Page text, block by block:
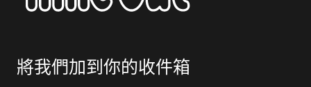
將我們加到你的收件箱